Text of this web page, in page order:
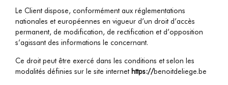
Le Client dispose, conformément aux réglementations
nationales et européennes en vigueur d’un droit d’accès
permanent, de modification, de rectification et d’opposition
s’agissant des informations le concernant.
Ce droit peut être exercé dans les conditions et selon les
modalités définies sur le site internet https://benoitdeliege.be